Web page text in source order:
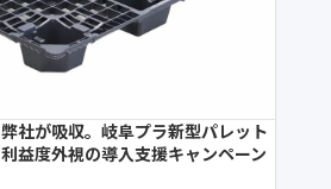
社が吸収。岐阜プラ新型パレット
益度外視の導入支援キャンペーン